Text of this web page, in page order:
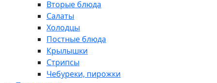
Вторые блюда
Салаты
Холодцы
Постные блюда
Крылышки
Стрипсы
Чебуреки, пирожки